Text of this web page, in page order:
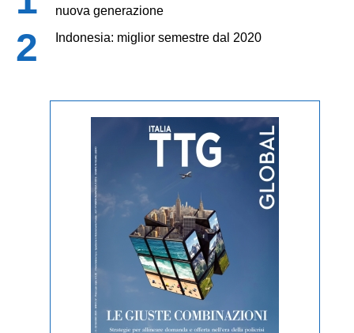
nuova generazione
Indonesia: miglior semestre dal 2020